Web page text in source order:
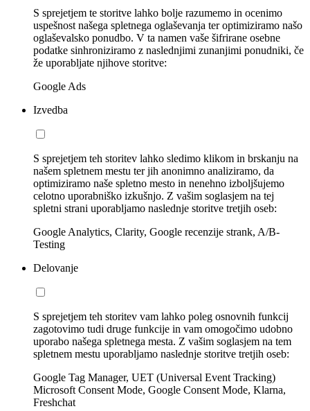
S sprejetjem te storitve lahko bolje razumemo in ocenimo
uspešnost našega spletnega oglaševanja ter optimiziramo našo
oglaševalsko ponudbo. V ta namen vaše šifrirane osebne
podatke sinhroniziramo z naslednjimi zunanjimi ponudniki, če
že uporabljate njihove storitve:
Google Ads
Izvedba
S sprejetjem teh storitev lahko sledimo klikom in brskanju na
našem spletnem mestu ter jih anonimno analiziramo, da
optimiziramo naše spletno mesto in nenehno izboljšujemo
celotno uporabniško izkušnjo. Z vašim soglasjem na tej
spletni strani uporabljamo naslednje storitve tretjih oseb:
Google Analytics, Clarity, Google recenzije strank, A/B-
Testing
Delovanje
S sprejetjem teh storitev vam lahko poleg osnovnih funkcij
zagotovimo tudi druge funkcije in vam omogočimo udobno
uporabo našega spletnega mesta. Z vašim soglasjem na tem
spletnem mestu uporabljamo naslednje storitve tretjih oseb:
Google Tag Manager, UET (Universal Event Tracking)
Microsoft Consent Mode, Google Consent Mode, Klarna,
Freshchat